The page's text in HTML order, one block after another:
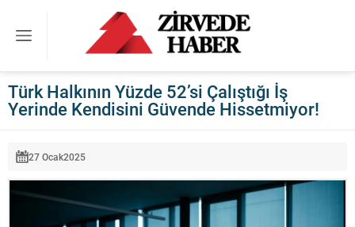
Türk Halkının Yüzde 52’si Çalıştığı İş
Yerinde Kendisini Güvende Hissetmiyor!
27 Ocak2025